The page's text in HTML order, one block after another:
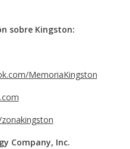
sobre Kingston:
MemoriaKingston
Company, Inc.